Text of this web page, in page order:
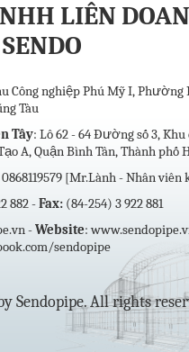
LIÊN
Công nghiệp Phú Mỹ I, Phường
Tàu
Tây: Lô 62 - 64 Đường số 3,
A, Quận Bình Tân, Thành phố
0868119579 [Mr.Lành - Nhân viên
882 -Fax: (84-254) 3 922 881
-Website:
sendopipe
Sendopipe. All rights